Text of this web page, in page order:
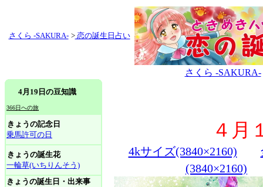
さくら -SAKURA- >恋の誕生日占い
さくら -SAKURA-
4月19日の豆知識
366日への旅
きょうの記念日
乗馬許可の日
きょうの誕生花
一輪草(いちりんそう)
きょうの誕生日・出来事
４月
4kサイズ(3840×2160)
(3840×2160)